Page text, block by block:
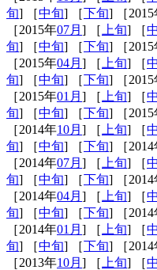
旬] ［中旬] ［下旬] ［2015
［2015年07月 ] ［ 上旬] ［
旬] ［中旬] ［下旬] ［2015
［2015年04月 ] ［ 上旬] ［
旬] ［中旬] ［下旬] ［2015
［2015年01月 ] ［ 上旬] ［
旬] ［中旬] ［下旬] ［2015
［2014年10月 ] ［ 上旬] ［
旬] ［中旬] ［下旬] ［2014
［2014年07月 ] ［ 上旬] ［
旬] ［中旬] ［下旬] ［2014
［2014年04月 ] ［ 上旬] ［
旬] ［中旬] ［下旬] ［2014
［2014年01月 ] ［ 上旬] ［
旬] ［中旬] ［下旬] ［2014
［2013年10月 ] ［ 上旬] ［